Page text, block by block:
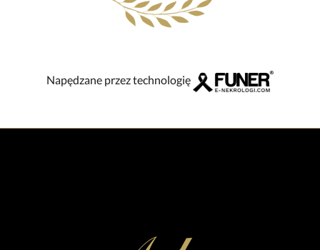
Napędzane przez technologię